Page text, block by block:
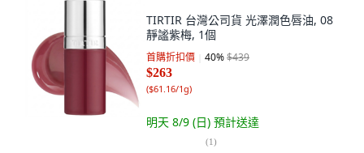
TIRTIR 台灣公司貨 光澤潤色唇油, 08
靜謐紫梅, 1個
首購折扣價 40%$439
$263
($61.16/1g)
明天 8/9 (日) 預計送達
(1)